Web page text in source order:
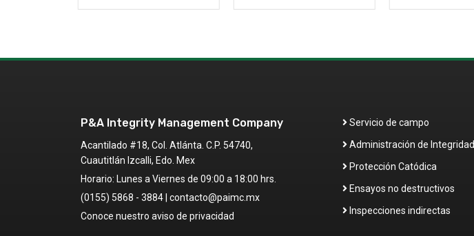
P&A Integrity Management Company
Acantilado #18, Col. Atlánta. C.P. 54740,
Cuautitlán Izcalli, Edo. Mex
Horario: Lunes a Viernes de 09:00 a 18:00 hrs.
(0155) 5868 - 3884 contacto@paimc.mx
Conoce nuestro aviso de privacidad
Servicio de campo
Administración de Integridad
Protección Catódica
Ensayos no destructivos
Inspecciones indirectas